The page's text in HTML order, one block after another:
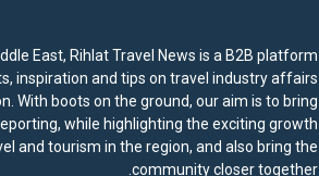
East, Rihlat Travel News is a B2B platform
inspiration and tips on travel industry affairs
With boots on the ground, our aim is to bring
while highlighting the exciting growth
and tourism in the region, and also bring the
community closer together.